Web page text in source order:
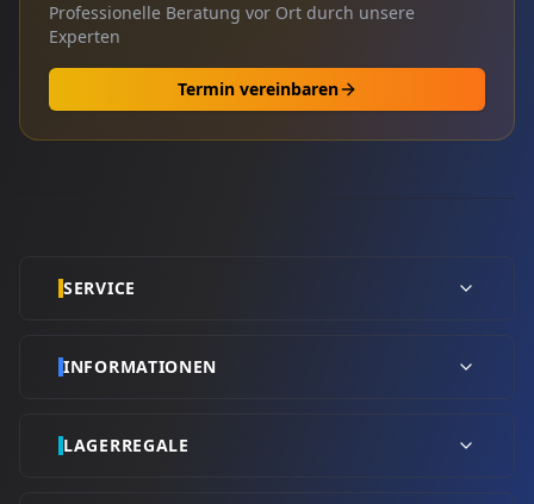
Professionelle Beratung vor Ort durch unsere
Experten
Termin vereinbaren
SERVICE
INFORMATIONEN
LAGERREGALE